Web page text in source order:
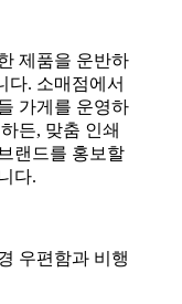
제품을 운반하
다. 소매점에서
가게를 운영하
든, 맞춤 인쇄
랜드를 홍보할
다.